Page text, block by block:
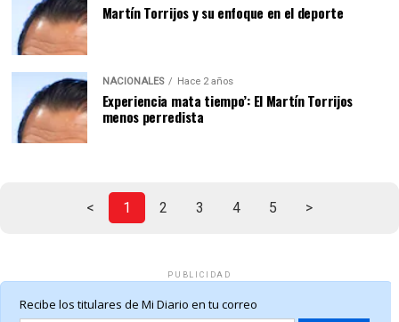
Martín Torrijos y su enfoque en el deporte
NACIONALES Hace 2 años
Experiencia mata tiempo’: El Martín Torrijos
menos perredista
< 1 2 3 4 5 >
PUBLICIDAD